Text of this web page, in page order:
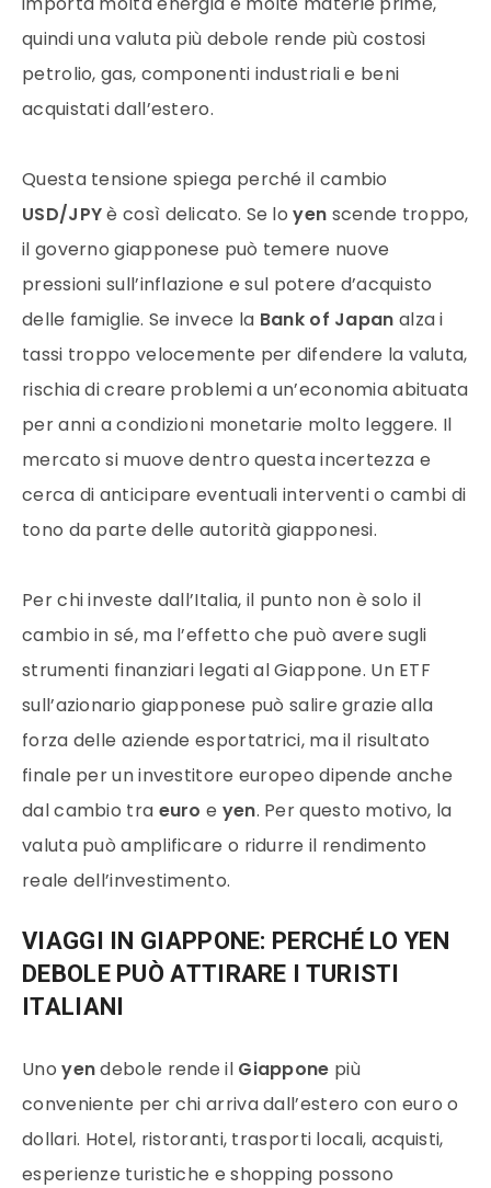
quindi una valuta più debole rende più costosi
petrolio, gas, componenti industriali e beni
acquistati dall’estero.
Questa tensione spiega perché il cambio
USD/JPYè così delicato. Se loyen scende troppo,
il governo giapponese può temere nuove
pressioni sull’inflazione e sul potere d’acquisto
delle famiglie. Se invece la Bank of Japan alza i
tassi troppo velocemente per difendere la valuta,
rischia di creare problemi a un’economia abituata
per anni a condizioni monetarie molto leggere. Il
mercato si muove dentro questa incertezza e
cerca di anticipare eventuali interventi o cambi di
tono da parte delle autorità giapponesi.
Per chi investe dall’Italia, il punto non è solo il
cambio in sé, ma l’effetto che può avere sugli
strumenti finanziari legati al Giappone. Un ETF
sull’azionario giapponese può salire grazie alla
forza delle aziende esportatrici, ma il risultato
finale per un investitore europeo dipende anche
dal cambio tra euro e yen. Per questo motivo, la
valuta può amplificare o ridurre il rendimento
reale dell’investimento.
VIAGGI IN GIAPPONE: PERCHÉ LO YEN
DEBOLE PUÒ ATTIRARE I TURISTI
ITALIANI
Unoyendebole rende il Giappone più
conveniente per chi arriva dall’estero con euro o
dollari. Hotel, ristoranti, trasporti locali, acquisti,
esperienze turistiche e shopping possono